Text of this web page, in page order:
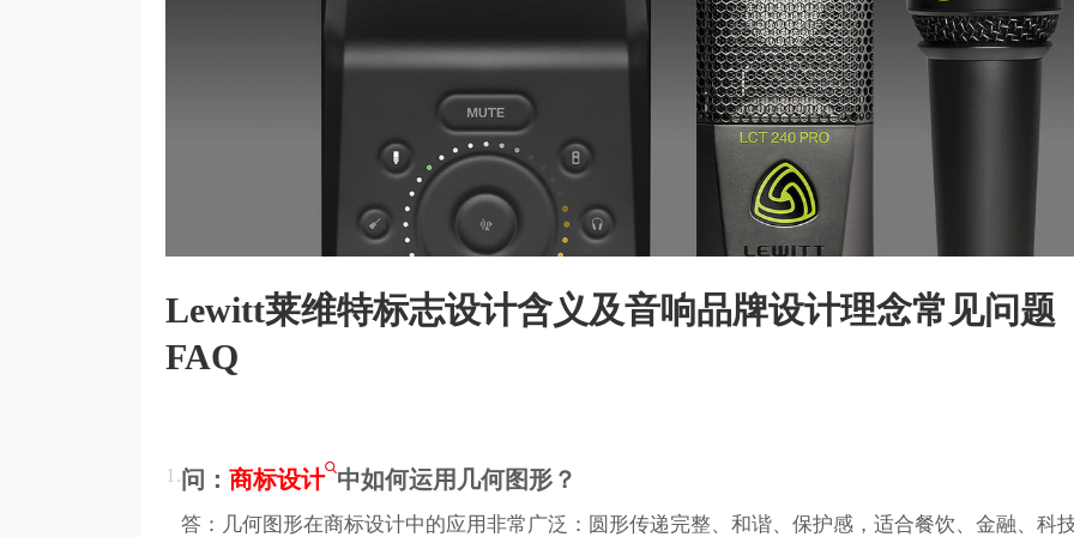
Lewitt莱维特标志设计含义及音响品牌设计理念常见问题
FAQ
1.问： 商标设计 中如何运用几何图形？
答：几何图形在商标设计中的应用非常广泛：圆形传递完整、和谐、保护感，适合餐饮、金融、科